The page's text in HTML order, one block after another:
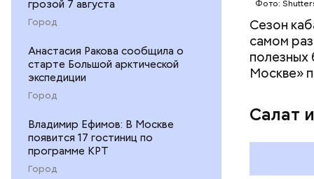
грозой 7 августа
Город
Анастасия Ракова сообщила о
старте Большой арктической
экспедиции
Город
Владимир Ефимов: В Москве
появится 17 гостиниц по
программе КРТ
Город
Фото:
Сезон
самом
полезных
Москве»
Салат
плода.
ряда